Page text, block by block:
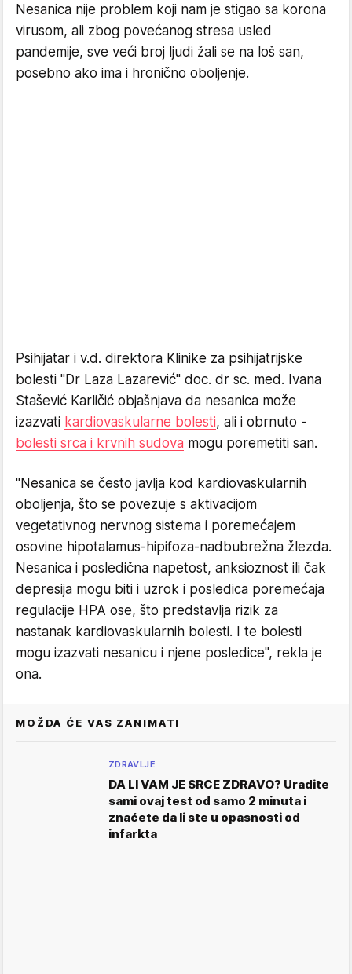
Nesanica nije problem koji nam je stigao sa korona
virusom, ali zbog povećanog stresa usled
pandemije, sve veći broj ljudi žali se na loš san,
posebno ako ima i hronično oboljenje.
Psihijatar i v.d. direktora Klinike za psihijatrijske
bolesti "Dr Laza Lazarević" doc. dr sc. med. Ivana
Stašević Karličić objašnjava da nesanica može
izazvati kardiovaskularne bolesti, ali i obrnuto -
bolesti srca i krvnih sudova mogu poremetiti san.
"Nesanica se često javlja kod kardiovaskularnih
oboljenja, što se povezuje s aktivacijom
vegetativnog nervnog sistema i poremećajem
osovine hipotalamus-hipifoza-nadbubrežna žlezda.
Nesanica i posledična napetost, anksioznost ili čak
depresija mogu biti i uzrok i posledica poremećaja
regulacije HPA ose, što predstavlja rizik za
nastanak kardiovaskularnih bolesti. I te bolesti
mogu izazvati nesanicu i njene posledice", rekla je
ona.
MOŽDA ĆE VAS ZANIMATI
ZDRAVLJE
DA LI VAM JE SRCE ZDRAVO? Uradite
sami ovaj test od samo 2 minuta i
znaćete da li ste u opasnosti od
infarkta